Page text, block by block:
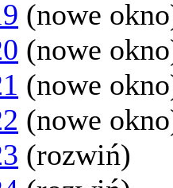
(nowe
(nowe
(nowe
(nowe
(rozwiń)